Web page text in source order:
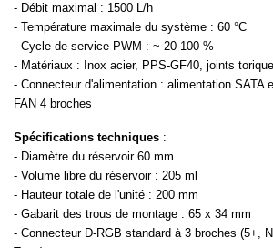
- Débit maximal : 1500 L/h
- Température maximale du système : 60 °C
- Cycle de service PWM : ~ 20-100 %
- Matériaux : Inox acier, PPS-GF40, joints
- Connecteur d'alimentation : alimentation SATA
FAN 4 broches
Spécifications techniques :
- Diamètre du réservoir 60 mm
- Volume libre du réservoir : 205 ml
- Hauteur totale de l'unité : 200 mm
- Gabarit des trous de montage : 65 x 34 mm
- Connecteur D-RGB standard à 3 broches (5+,